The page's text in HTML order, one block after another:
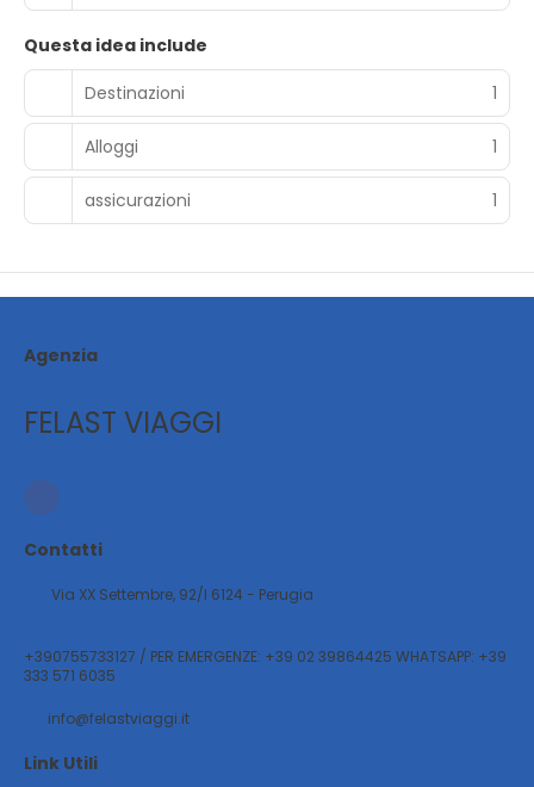
Questa idea include
Destinazioni
1
Alloggi 1
assicurazioni 1
Agenzia
FELAST VIAGGI
Contatti
Via XX Settembre, 92/l 6124 - Perugia
+390755733127 / PER EMERGENZE: +39 02 39864425 WHATSAPP: +39
333 571 6035
info@felastviaggi.it
Link Utili